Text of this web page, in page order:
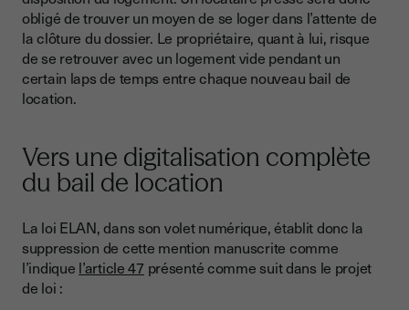
obligé de trouver un moyen de se loger dans l’attente de
la clôture du dossier. Le propriétaire, quant à lui, risque
de se retrouver avec un logement vide pendant un
certain laps de temps entre chaque nouveau bail de
location.
Vers une digitalisation complète
du bail de location
La loi ELAN, dans son volet numérique, établit donc la
suppression de cette mention manuscrite comme
l’indique l’article 47 présenté comme suit dans le projet
de loi :